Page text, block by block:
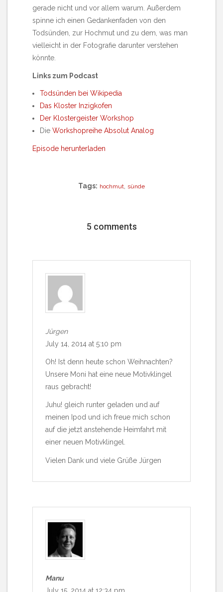
gerade nicht und vor allem warum. Außerdem
spinne ich einen Gedankenfaden von den
Todsünden, zur Hochmut und zu dem, was man
vielleicht in der Fotografie darunter verstehen
könnte.
Links zum Podcast
Todsünden bei Wikipedia
Das Kloster Inzigkofen
Der Klostergeister Workshop
Die Workshopreihe Absolut Analog
Episode herunterladen
Tags: hochmut sünde
5 comments
Jürgen
July 14, 2014 at 5:10 pm
Oh! Ist denn heute schon Weihnachten?
Unsere Moni hat eine neue Motivklingel
raus gebracht!
Juhu! gleich runter geladen und auf
meinen Ipod und ich freue mich schon
auf die jetzt anstehende Heimfahrt mit
einer neuen Motivklingel.
Vielen Dank und viele Grüße Jürgen
Manu
July 15, 2014 at 12:34 pm